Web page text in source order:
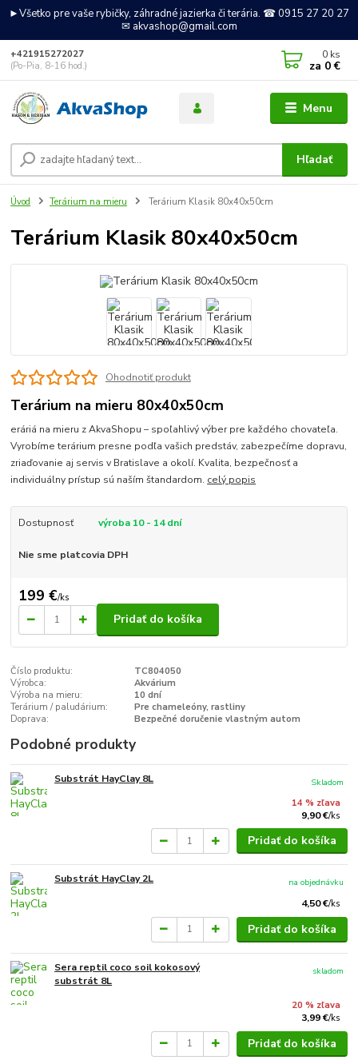
►Všetko pre vaše rybičky, záhradné jazierka či terária. ☎ 0915 27 20 27
✉ akvashop@gmail.com
Menu
Hľadať
+421915272027
(Po-Pia, 8-16 hod.)
0 ks
za 0 €
Úvod Terárium na mieru Terárium Klasik 80x40x50cm
Terárium Klasik 80x40x50cm
Ohodnotiť produkt
Terárium na mieru 80x40x50cm
eráriá na mieru z AkvaShopu – spoľahlivý výber pre každého chovateľa.
Vyrobíme terárium presne podľa vašich predstáv, zabezpečíme dopravu,
zriaďovanie aj servis v Bratislave a okolí. Kvalita, bezpečnosť a
individuálny prístup sú naším štandardom. celý popis
Dostupnosť výroba 10 - 14 dní
Nie sme platcovia DPH
199 €/ks
Pridať do košíka
Číslo produktu:
TC804050
Výrobca:
Akvárium
Výroba na mieru:
10 dní
Terárium / paludárium:
Pre chameleóny, rastliny
Doprava:
Bezpečné doručenie vlastným autom
Podobné produkty
Substrát HayClay 8L
14 % zľava
9,90 €/ks
Skladom
Pridať do košíka
Substrát HayClay 2L
4,50 €/ks
na objednávku
Pridať do košíka
Sera reptil coco soil kokosový
substrát 8L
20 % zľava
3,99 €/ks
skladom
Pridať do košíka